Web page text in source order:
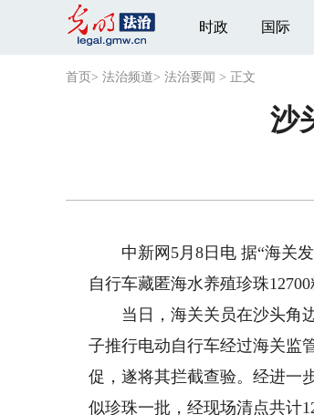
时政 国际
首页 > 法治频道> 法治要闻 > 正文
沙
中新网5月8日电 据“海关发
自行车藏匿海水养殖珍珠
当日，海关关员在沙头角边
子推行电动自行车经过海关监
促，遂将其拦截查验。经进一
似珍珠一批，经现场清点共计